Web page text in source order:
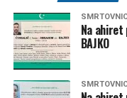
Na ahiret
BAJKO